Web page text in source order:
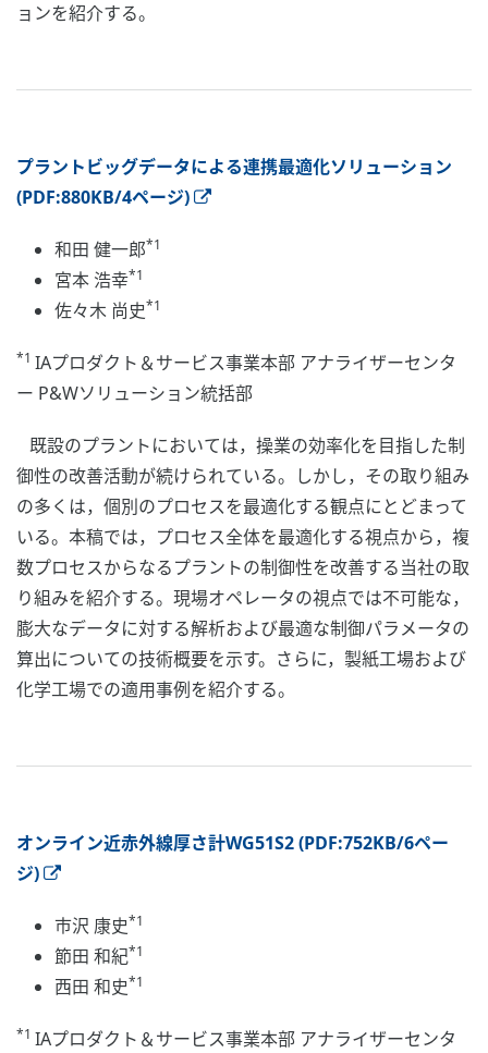
ョンを紹介する。
プラントビッグデータによる連携最適化ソリューション
(PDF:880KB/4ページ)
和田 健一郎*1
宮本 浩幸*1
佐々木 尚史*1
*1 IAプロダクト＆サービス事業本部 アナライザーセンタ
ー P&Wソリューション統括部
既設のプラントにおいては，操業の効率化を目指した制
御性の改善活動が続けられている。しかし，その取り組み
の多くは，個別のプロセスを最適化する観点にとどまって
いる。本稿では，プロセス全体を最適化する視点から，複
数プロセスからなるプラントの制御性を改善する当社の取
り組みを紹介する。現場オペレータの視点では不可能な，
膨大なデータに対する解析および最適な制御パラメータの
算出についての技術概要を示す。さらに，製紙工場および
化学工場での適用事例を紹介する。
オンライン近赤外線厚さ計WG51S2 (PDF:752KB/6ペー
ジ)
市沢 康史*1
節田 和紀*1
西田 和史*1
*1 IAプロダクト＆サービス事業本部 アナライザーセンタ